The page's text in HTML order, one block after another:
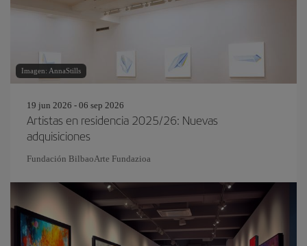
Imagen: AnnaStills
19 jun 2026 - 06 sep 2026
Artistas en residencia 2025/26: Nuevas
adquisiciones
Fundación BilbaoArte Fundazioa